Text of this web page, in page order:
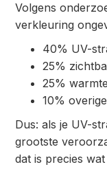
Volgens
verkleuring
40% UV-
25%
25%
10%
Dus: als je UV-
grootste
dat is precies